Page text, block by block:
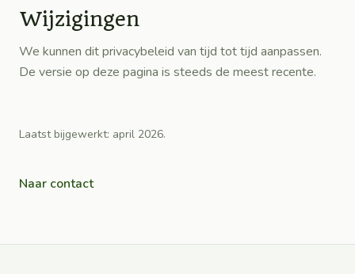
Wijzigingen
We kunnen dit privacybeleid van tijd tot tijd aanpassen.
De versie op deze pagina is steeds de meest recente.
Laatst bijgewerkt: april 2026.
Naar contact